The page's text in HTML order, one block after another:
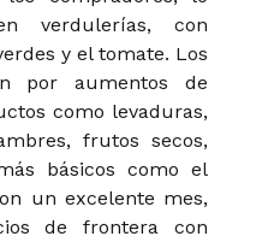
verdulerías, con
y el tomate. Los
por aumentos de
como levaduras,
frutos secos,
básicos como el
un excelente mes,
de frontera con